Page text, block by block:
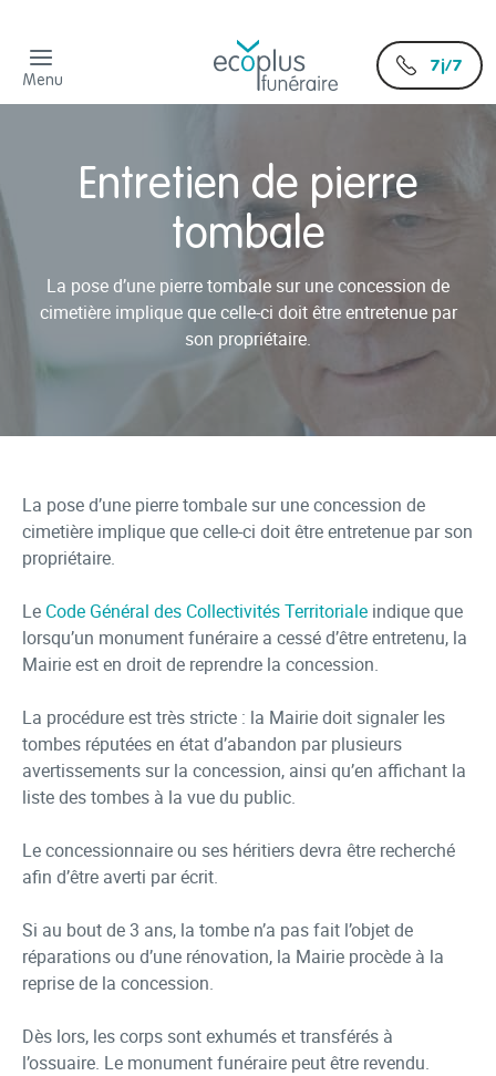
7j/7
Menu
Entretien de pierre
tombale
La pose d’une pierre tombale sur une concession de
cimetière implique que celle-ci doit être entretenue par
son propriétaire.
La pose d’une pierre tombale sur une concession de
cimetière implique que celle-ci doit être entretenue par son
propriétaire.
Le Code Général des Collectivités Territoriale indique que
lorsqu’un monument funéraire a cessé d’être entretenu, la
Mairie est en droit de reprendre la concession.
La procédure est très stricte : la Mairie doit signaler les
tombes réputées en état d’abandon par plusieurs
avertissements sur la concession, ainsi qu’en affichant la
liste des tombes à la vue du public.
Le concessionnaire ou ses héritiers devra être recherché
afin d’être averti par écrit.
Si au bout de 3 ans, la tombe n’a pas fait l’objet de
réparations ou d’une rénovation, la Mairie procède à la
reprise de la concession.
Dès lors, les corps sont exhumés et transférés à
l’ossuaire. Le monument funéraire peut être revendu.